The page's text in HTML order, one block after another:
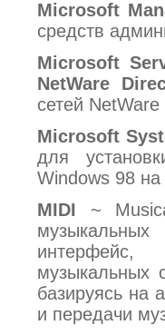
Microsoft
средств
Microsoft
NetWare
сетей
Microsoft
для
Windows 98
MIDI ~
интерфейс,
музыкальных
базируясь на
и передачи